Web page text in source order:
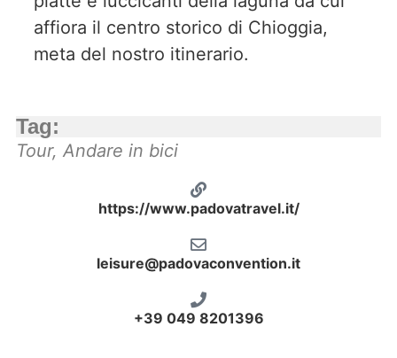
affiora il centro storico di Chioggia,
meta del nostro itinerario.
Tag:
Tour, Andare in bici
https://www.padovatravel.it/
leisure@padovaconvention.it
+39 049 8201396